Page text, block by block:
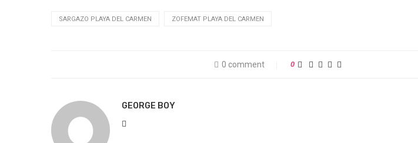
SARGAZO PLAYA DEL CARMEN ZOFEMAT PLAYA DEL CARMEN
0 comment 0
GEORGE BOY